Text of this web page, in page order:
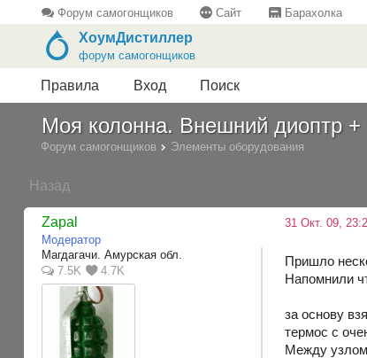
Форум самогонщиков Сайт Барахолка
ХоумДистиллер
форум самогонщиков
Правила Вход Поиск
Моя колонна. Внешний диоптр
Форум самогонщиков Элементы оборудования
Назад
Zapal
Модератор
Магдагачи. Амурская обл.
7.5K
4.7K
31 Окт. 09,
Пришло
Напомнили
за основу
термос с
Между узлом